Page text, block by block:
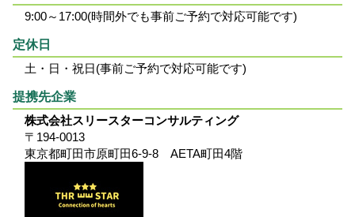
9:00～17:00(時間外でも事前ご予約で対応可能です)
定休日
土・日・祝日(事前ご予約で対応可能です)
提携先企業
株式会社スリースターコンサルティング
〒194-0013
東京都町田市原町田6-9-8 AETA町田4階